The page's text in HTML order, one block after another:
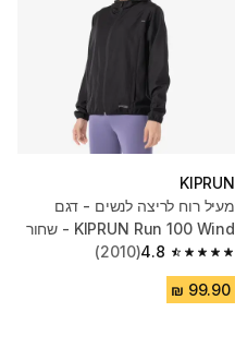
KIPRUN
מעיל רוח לריצה לנשים - דגם
KIPRUN Run 100 Wind - שחור
4.8
4.8 out of 5 stars from 2010 reviews
(2010)